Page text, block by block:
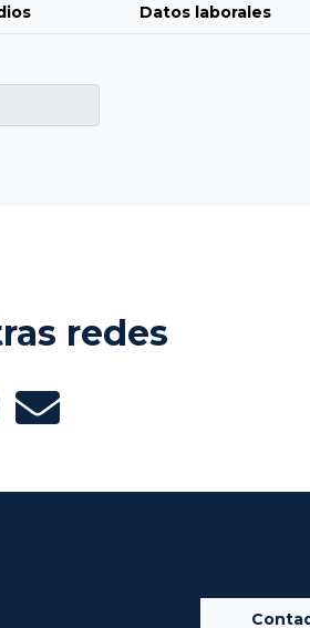
Datos laborales
redes